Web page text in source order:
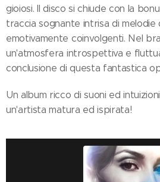
gioiosi. Il disco si chiude con la
traccia sognante intrisa di melodie
emotivamente coinvolgenti. Nel
un'atmosfera introspettiva e
conclusione di questa fantastica
Un album ricco di suoni ed
un'artista matura ed ispirata!